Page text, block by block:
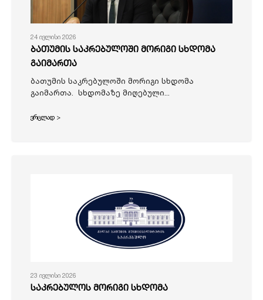
24 ივლისი 2026
ბათუმის საკრებულოში მორიგი სხდომა
გაიმართა
ბათუმის საკრებულოში მორიგი სხდომა
გაიმართა. სხდომაზე მიღებული...
ვრცლად >
23 ივლისი 2026
საკრებულოს მორიგი სხდომა